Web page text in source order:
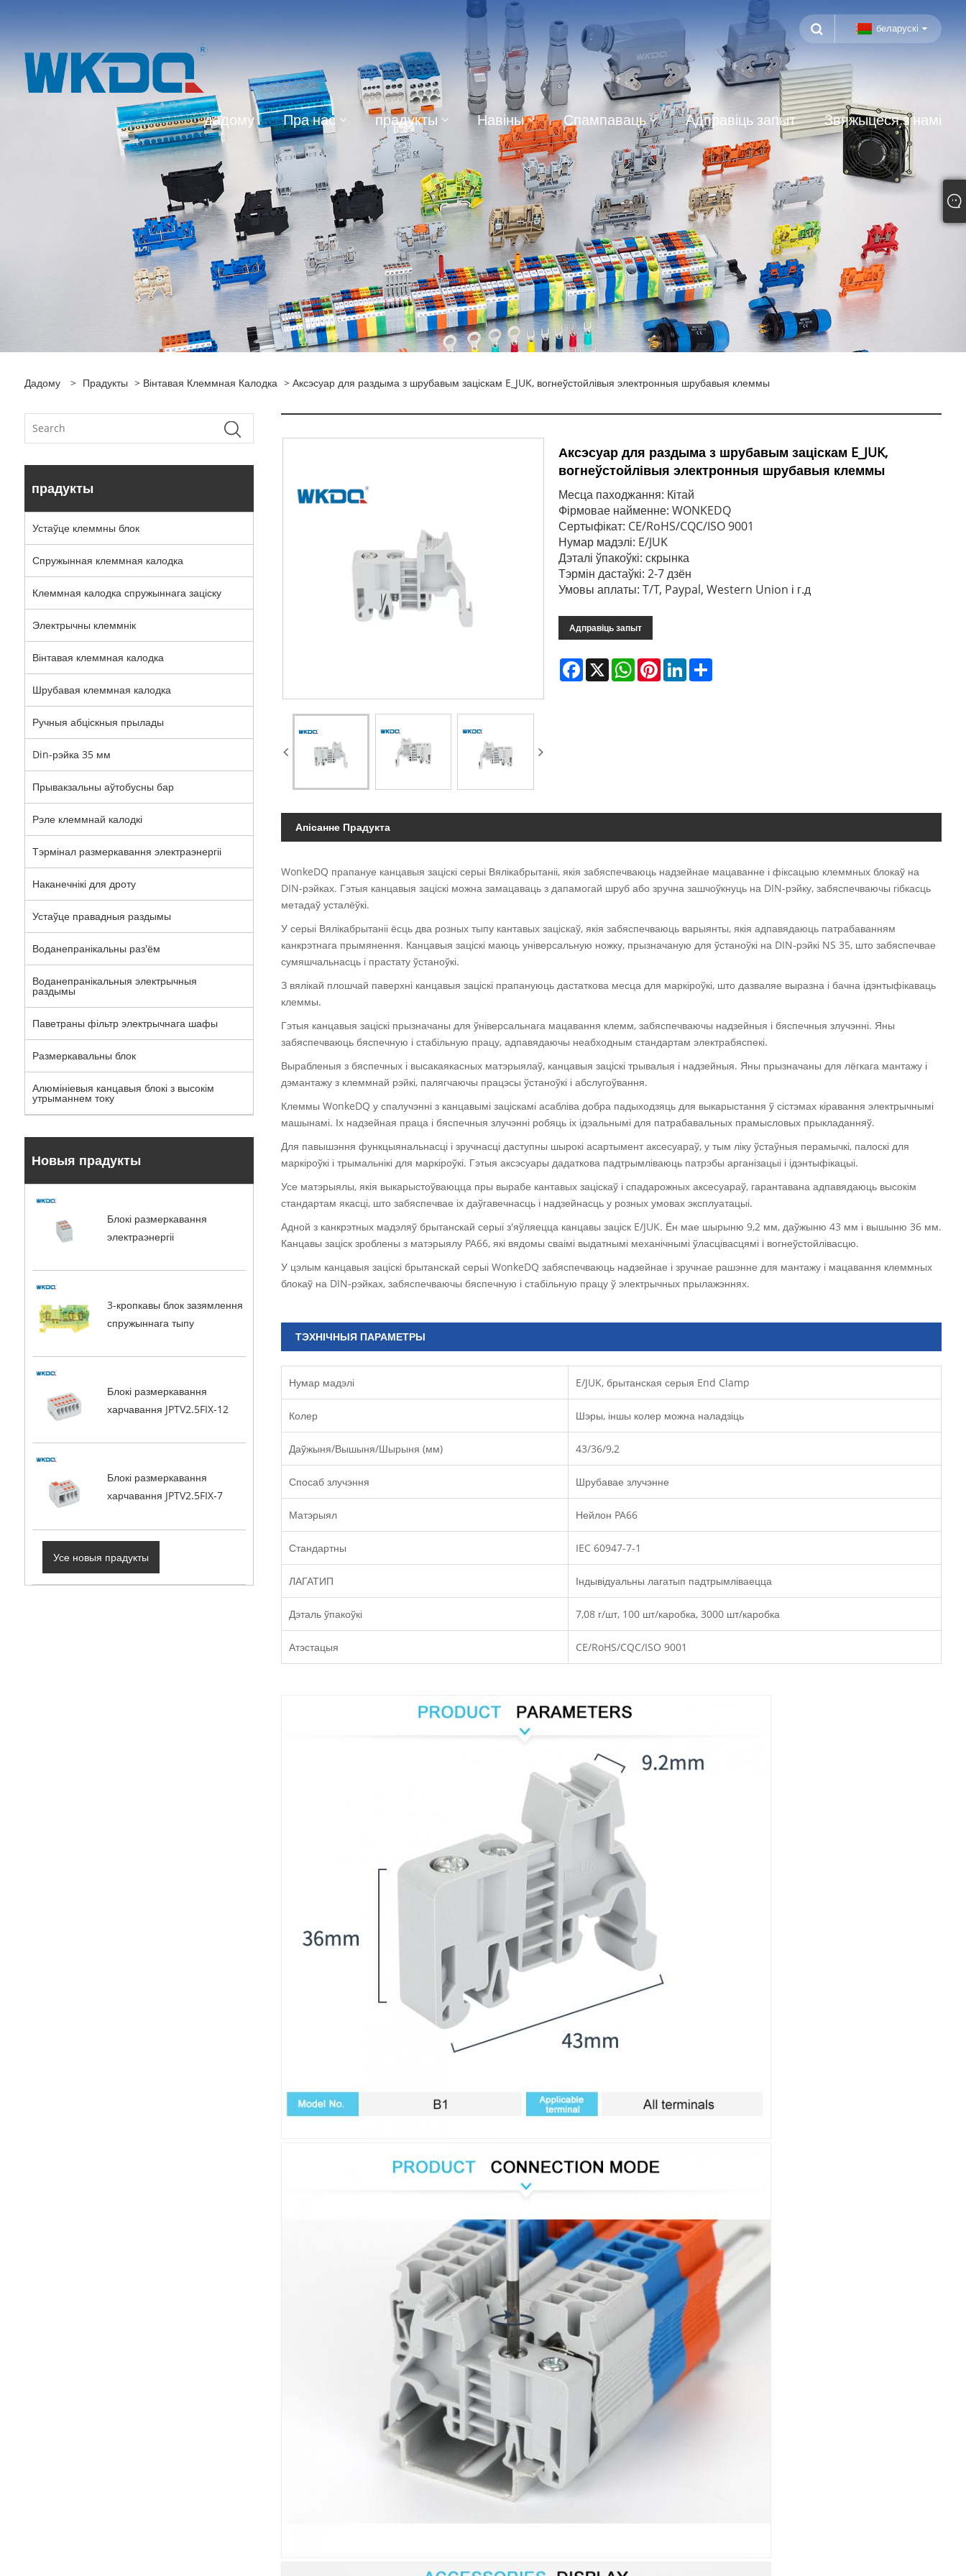
беларускі
дадому Пра нас прадукты Навіны Спампаваць Адправіць запыт Звяжыцеся з намі
Дадому > Прадукты > Вінтавая Клеммная Калодка > Аксэсуар для раздыма з шрубавым заціскам E_JUK, вогнеўстойлівыя электронныя шрубавыя клеммы
прадукты
Устаўце клеммны блок
Спружынная клеммная калодка
Клеммная калодка спружыннага заціску
Электрычны клеммнік
Вінтавая клеммная калодка
Шрубавая клеммная калодка
Ручныя абціскныя прылады
Din-рэйка 35 мм
Прывакзальны аўтобусны бар
Рэле клеммнай калодкі
Тэрмінал размеркавання электраэнергіі
Наканечнікі для дроту
Устаўце правадныя раздымы
Воданепранікальны раз'ём
Воданепранікальныя электрычныя
раздымы
Паветраны фільтр электрычнага шафы
Размеркавальны блок
Алюмініевыя канцавыя блокі з высокім
утрыманнем току
Новыя прадукты
Блокі размеркавання
электраэнергіі
3-кропкавы блок зазямлення
спружыннага тыпу
Блокі размеркавання
харчавання JPTV2.5FIX-12
Блокі размеркавання
харчавання JPTV2.5FIX-7
Усе новыя прадукты
Аксэсуар для раздыма з шрубавым заціскам E_JUK,
вогнеўстойлівыя электронныя шрубавыя клеммы
Месца паходжання: Кітай
Фірмовае найменне: WONKEDQ
Сертыфікат: CE/RoHS/CQC/ISO 9001
Нумар мадэлі: E/JUK
Дэталі ўпакоўкі: скрынка
Тэрмін дастаўкі: 2-7 дзён
Умовы аплаты: T/T, Paypal, Western Union і г.д
Адправіць запыт
Facebook
X WhatsApp
PinterestLinkedIn
Апісанне Прадукта
WonkeDQ прапануе канцавыя заціскі серыі Вялікабрытаніі, якія забяспечваюць надзейнае мацаванне і фіксацыю клеммных блокаў на
DIN-рэйках. Гэтыя канцавыя заціскі можна замацаваць з дапамогай шруб або зручна зашчоўкнуць на DIN-рэйку, забяспечваючы гібкасць
метадаў усталёўкі.
У серыі Вялікабрытаніі ёсць два розных тыпу кантавых заціскаў, якія забяспечваюць варыянты, якія адпавядаюць патрабаванням
канкрэтнага прымянення. Канцавыя заціскі маюць універсальную ножку, прызначаную для ўстаноўкі на DIN-рэйкі NS 35, што забяспечвае
сумяшчальнасць і прастату ўстаноўкі.
З вялікай плошчай паверхні канцавыя заціскі прапануюць дастаткова месца для маркіроўкі, што дазваляе выразна і бачна ідэнтыфікаваць
клеммы.
Гэтыя канцавыя заціскі прызначаны для ўніверсальнага мацавання клемм, забяспечваючы надзейныя і бяспечныя злучэнні. Яны
забяспечваюць бяспечную і стабільную працу, адпавядаючы неабходным стандартам электрабяспекі.
Вырабленыя з бяспечных і высакаякасных матэрыялаў, канцавыя заціскі трывалыя і надзейныя. Яны прызначаны для лёгкага мантажу і
дэмантажу з клеммнай рэйкі, палягчаючы працэсы ўстаноўкі і абслугоўвання.
Клеммы WonkeDQ у спалучэнні з канцавымі заціскамі асабліва добра падыходзяць для выкарыстання ў сістэмах кіравання электрычнымі
машынамі. Іх надзейная праца і бяспечныя злучэнні робяць іх ідэальнымі для патрабавальных прамысловых прыкладанняў.
Для павышэння функцыянальнасці і зручнасці даступны шырокі асартымент аксесуараў, у тым ліку ўстаўныя перамычкі, палоскі для
маркіроўкі і трымальнікі для маркіроўкі. Гэтыя аксэсуары дадаткова падтрымліваюць патрэбы арганізацыі і ідэнтыфікацыі.
Усе матэрыялы, якія выкарыстоўваюцца пры вырабе кантавых заціскаў і спадарожных аксесуараў, гарантавана адпавядаюць высокім
стандартам якасці, што забяспечвае іх даўгавечнасць і надзейнасць у розных умовах эксплуатацыі.
Адной з канкрэтных мадэляў брытанскай серыі з'яўляецца канцавы заціск E/JUK. Ён мае шырыню 9,2 мм, даўжыню 43 мм і вышыню 36 мм.
Канцавы заціск зроблены з матэрыялу PA66, які вядомы сваімі выдатнымі механічнымі ўласцівасцямі і вогнеўстойлівасцю.
У цэлым канцавыя заціскі брытанскай серыі WonkeDQ забяспечваюць надзейнае і зручнае рашэнне для мантажу і мацавання клеммных
блокаў на DIN-рэйках, забяспечваючы бяспечную і стабільную працу ў электрычных прылажэннях.
ТЭХНІЧНЫЯ ПАРАМЕТРЫ
Нумар мадэлі E/JUK, брытанская серыя End Clamp
Колер Шэры, іншы колер можна наладзіць
Даўжыня/Вышыня/Шырыня (мм) 43/36/9,2
Спосаб злучэння Шрубавае злучэнне
Матэрыял Нейлон PA66
Стандартны IEC 60947-7-1
ЛАГАТИП Індывідуальны лагатып падтрымліваецца
Дэталь ўпакоўкі 7,08 г/шт, 100 шт/каробка, 3000 шт/каробка
Атэстацыя CE/RoHS/CQC/ISO 9001